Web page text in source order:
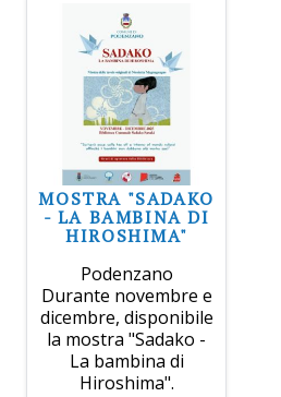
MOSTRA "SADAKO
- LA BAMBINA DI
HIROSHIMA"
Podenzano
Durante novembre e
dicembre, disponibile
la mostra "Sadako -
La bambina di
Hiroshima".